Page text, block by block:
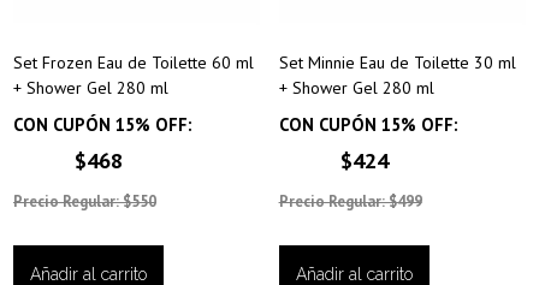
Set Frozen Eau de Toilette 60 ml
+ Shower Gel 280 ml
CON CUPÓN 15% OFF:
$468
Precio Regular: $550
Añadir al carrito
Set Minnie Eau de Toilette 30 ml
+ Shower Gel 280 ml
CON CUPÓN 15% OFF:
$424
Precio Regular: $499
Añadir al carrito